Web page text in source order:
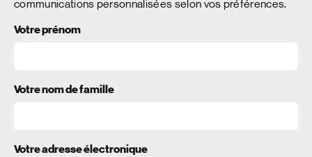
communications personnalisées selon vos préférences.
Votre prénom
Votre nom de famille
Votre adresse électronique